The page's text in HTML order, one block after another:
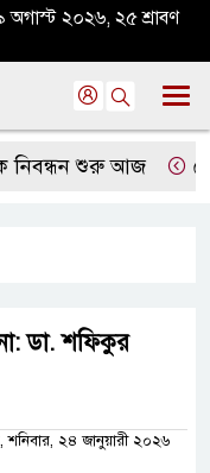
অগাস্ট ২০২৬, ২৫ শ্রাবণ
শুরু আজ
ডা. শফিকুর
২৪ জানুয়ারী ২০২৬